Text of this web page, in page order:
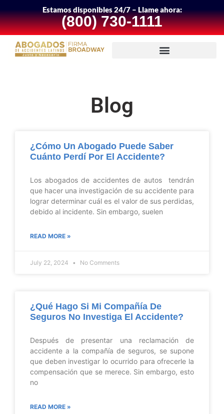
Estamos disponibles 24/7 – Llame ahora:
(800) 730-1111
Blog
¿Cómo Un Abogado Puede Saber
Cuánto Perdí Por El Accidente?
Los abogados de accidentes de autos tendrán
que hacer una investigación de su accidente para
lograr determinar cuál es el valor de sus perdidas,
debido al incidente. Sin embargo, suelen
READ MORE »
July 22, 2024 No Comments
¿Qué Hago Si Mi Compañía De
Seguros No Investiga El Accidente?
Después de presentar una reclamación de
accidente a la compañía de seguros, se supone
que deben investigar lo ocurrido para ofrecerle la
compensación que se merece. Sin embargo, esto
no
READ MORE »